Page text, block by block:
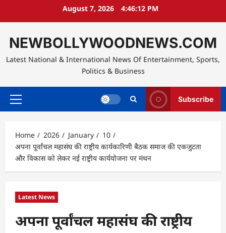
August 7, 2026 4:46:13 PM
NEWBOLLYWOODNEWS.COM
Latest National & International News Of Entertainment, Sports,
Politics & Business
Primary
Subscribe
Home 2026 January
10
अपना पूर्वांचल महासंघ की राष्ट्रीय कार्यकारिणी बैठक समाज की एकजुटता
और विकास को लेकर नई राष्ट्रीय कार्ययोजना पर मंथन
Latest News
अपना पूर्वांचल महासंघ की राष्ट्रीय